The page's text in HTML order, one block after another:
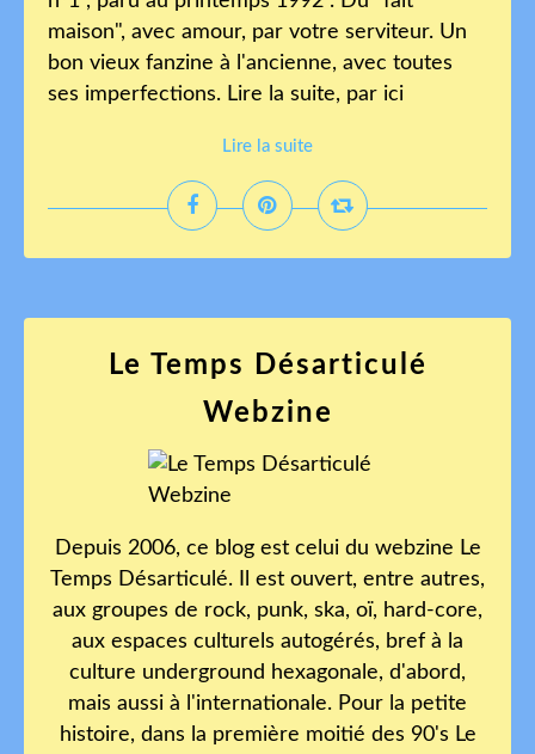
maison", avec amour, par votre serviteur. Un
bon vieux fanzine à l'ancienne, avec toutes
ses imperfections. Lire la suite, par ici
Lire la suite
Le Temps Désarticulé
Webzine
Depuis 2006, ce blog est celui du webzine Le
Temps Désarticulé. Il est ouvert, entre autres,
aux groupes de rock, punk, ska, oï, hard-core,
aux espaces culturels autogérés, bref à la
culture underground hexagonale, d'abord,
mais aussi à l'internationale. Pour la petite
histoire, dans la première moitié des 90's Le